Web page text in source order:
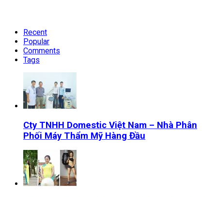
Recent
Popular
Comments
Tags
Cty TNHH Domestic Việt Nam – Nhà Phân
Phối Máy Thẩm Mỹ Hàng Đầu